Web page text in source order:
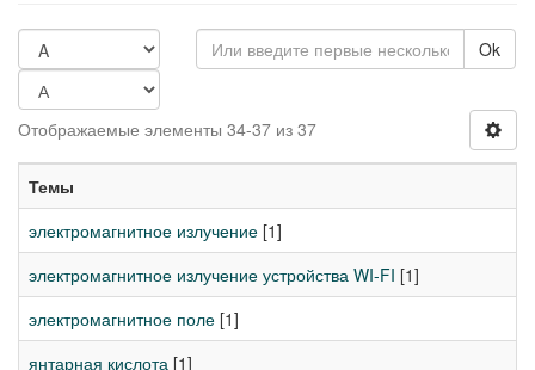
Ok
Отображаемые элементы 34-37 из 37
Темы
электромагнитное излучение [1]
электромагнитное излучение устройства WI-FI [1]
электромагнитное поле [1]
янтарная кислота [1]